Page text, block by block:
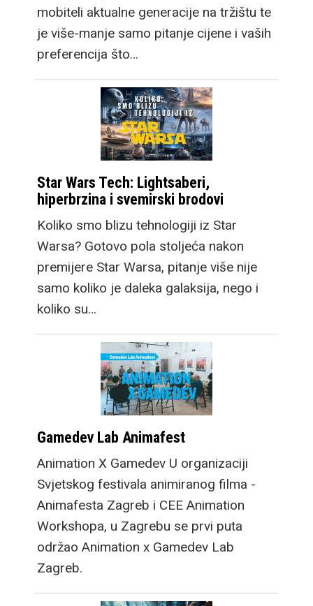
mobiteli aktualne generacije na tržištu te
je više-manje samo pitanje cijene i vaših
preferencija što…
Star Wars Tech: Lightsaberi,
hiperbrzina i svemirski brodovi
Koliko smo blizu tehnologiji iz Star
Warsa? Gotovo pola stoljeća nakon
premijere Star Warsa, pitanje više nije
samo koliko je daleka galaksija, nego i
koliko su…
Gamedev Lab Animafest
Animation X Gamedev U organizaciji
Svjetskog festivala animiranog filma -
Animafesta Zagreb i CEE Animation
Workshopa, u Zagrebu se prvi puta
održao Animation x Gamedev Lab
Zagreb.